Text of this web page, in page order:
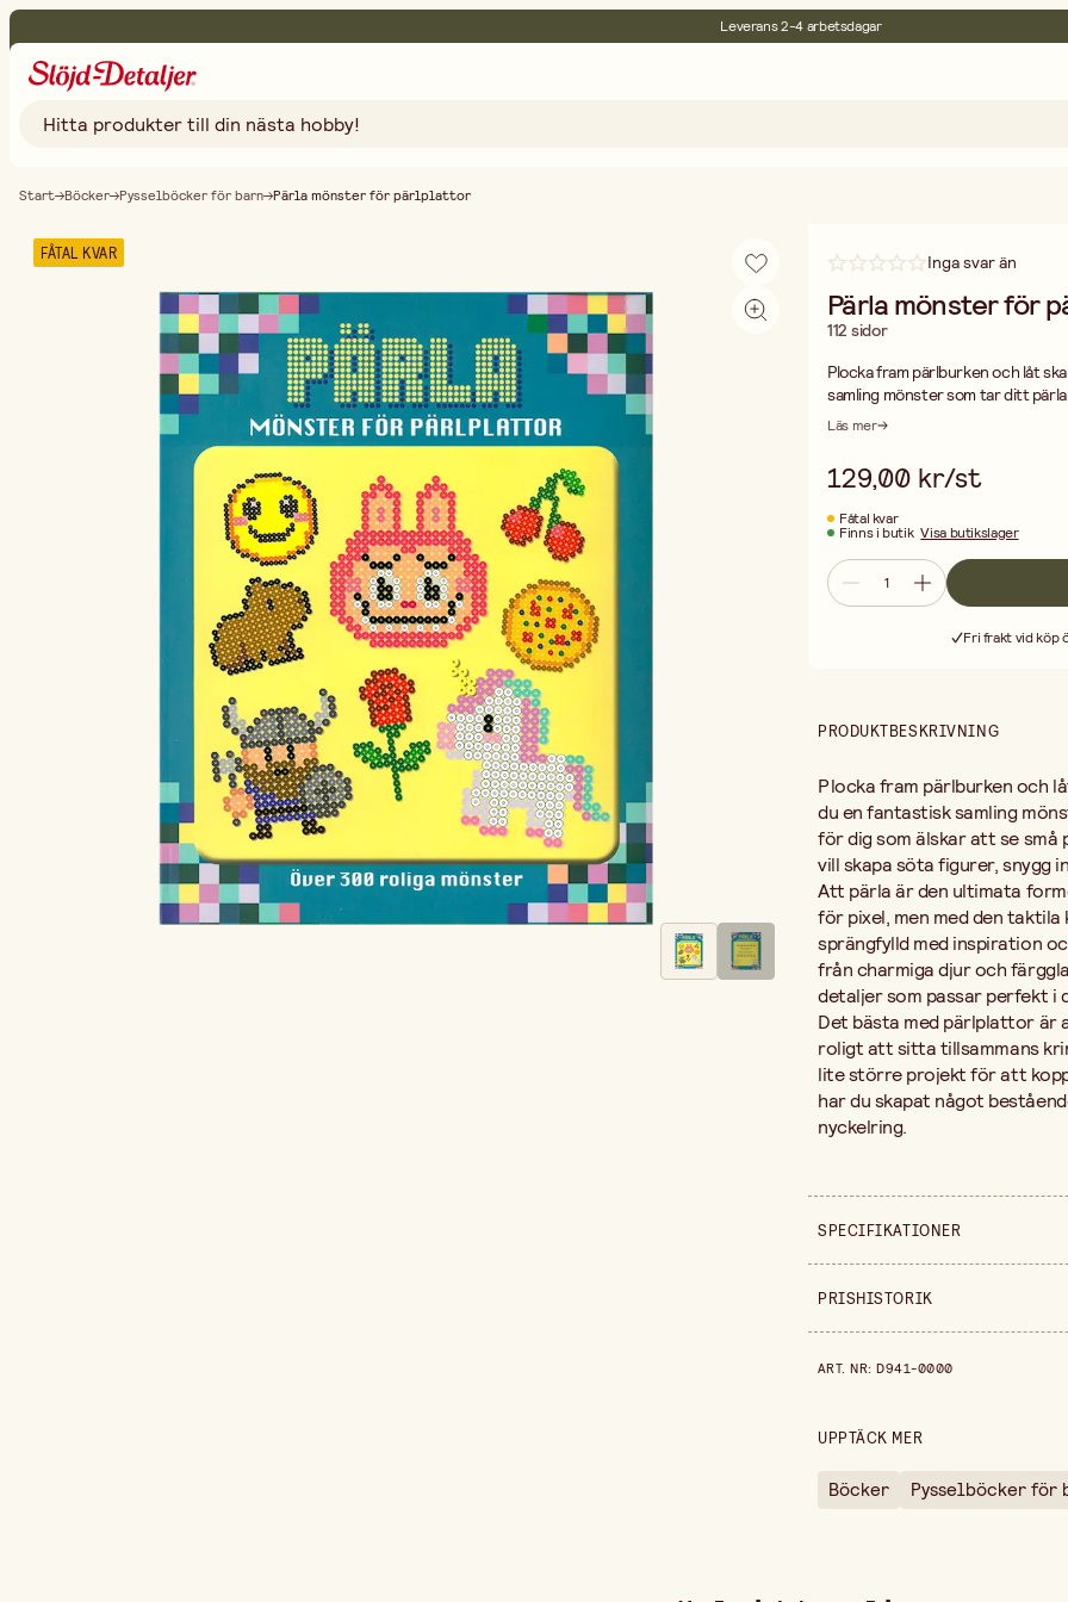
Leverans 2-4 arbetsdagar
Start Böcker Pysselböcker för barn Pärla mönster för pärlplattor
FÅTAL KVAR Inga svar än
Pärla mönster för
112 sidor
Plocka fram pärlburken och låt
samling mönster som tar ditt
plastpärlor förvandlas till
med den taktila känslan av riktigt
geometriska mönster och
tillsammans kring köksbordet
koppla av efter en lång dag. När
Läs mer
129,00 kr/st
Fåtal kvar
Finns i butik Visa butikslager
Fri frakt vid köp
PRODUKTBESKRIVNING
Plocka fram pärlburken och
du en fantastisk samling
för dig som älskar att se
vill skapa söta figurer, snygg
Att pärla är den ultimata
för pixel, men med den
sprängfylld med inspiration
från charmiga djur och
detaljer som passar perfekt i
Det bästa med pärlplattor är
roligt att sitta tillsammans
lite större projekt för att
har du skapat något
nyckelring.
SPECIFIKATIONER
Säljs i
PRISHISTORIK
ART. NR:D941-0000
UPPTÄCK MER
Böcker Pysselböcker för